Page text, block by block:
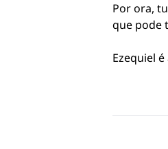
Por ora,
que pode
Ezequiel